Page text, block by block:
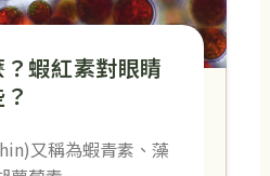
蝦紅素對眼睛
又稱為蝦青素、藻